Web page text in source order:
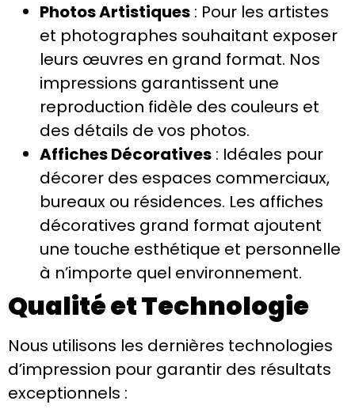
Photos Artistiques : Pour les artistes
et photographes souhaitant exposer
leurs œuvres en grand format. Nos
impressions garantissent une
reproduction fidèle des couleurs et
des détails de vos photos.
Affiches Décoratives : Idéales pour
décorer des espaces commerciaux,
bureaux ou résidences. Les affiches
décoratives grand format ajoutent
une touche esthétique et personnelle
à n’importe quel environnement.
Qualité et Technologie
Nous utilisons les dernières technologies
d’impression pour garantir des résultats
exceptionnels :